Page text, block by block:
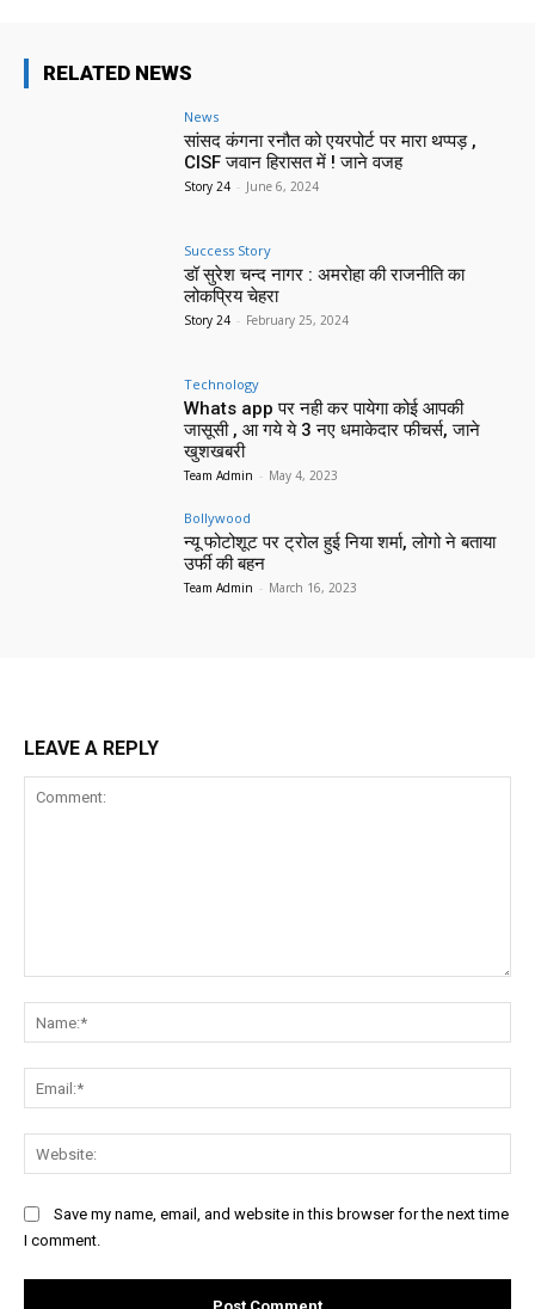
RELATED NEWS
News
सांसद कंगना रनौत को एयरपोर्ट पर मारा थप्पड़ ,
CISF जवान हिरासत में ! जाने वजह
Story 24 - June 6, 2024
Success Story
डॉ सुरेश चन्द नागर : अमरोहा की राजनीति का
लोकप्रिय चेहरा
Story 24 - February 25, 2024
Technology
Whats app पर नही कर पायेगा कोई आपकी
जासूसी , आ गये ये 3 नए धमाकेदार फीचर्स, जाने
खुशखबरी
Team Admin - May 4, 2023
Bollywood
न्यू फोटोशूट पर ट्रोल हुई निया शर्मा, लोगो ने बताया
उर्फी की बहन
Team Admin - March 16, 2023
LEAVE A REPLY
Save my name, email, and website in this browser for the next time
I comment.